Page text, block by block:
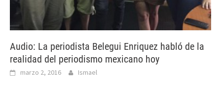
Audio: La periodista Belegui Enriquez habló de la
realidad del periodismo mexicano hoy
marzo 2, 2016 Ismael